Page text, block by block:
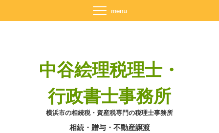
中谷絵理税理士・
行政書士事務所
横浜市の相続税・資産税専門の税理士事務所
相続・贈与・不動産譲渡